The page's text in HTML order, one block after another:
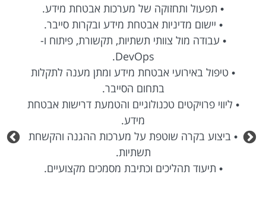
• תפעול ותחזוקה של מערכות אבטחת מידע.
• יישום מדיניות אבטחת מידע ובקרות סייבר.
• עבודה מול צוותי תשתיות, תקשורת, פיתוח ו-
DevOps.
• טיפול באירועי אבטחת מידע ומתן מענה לתקלות
בתחום הסייבר.
• ליווי פרויקטים טכנולוגיים והטמעת דרישות אבטחת
מידע.
• ביצוע בקרה שוטפת על מערכות ההגנה והקשחת
תשתיות.
• תיעוד תהליכים וכתיבת מסמכים מקצועיים.